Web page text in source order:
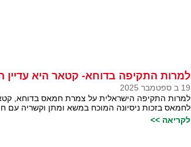
למרות התקיפה בדוחא- קטאר היא עדיין
19 ב ספטמבר 2025
למרות התקיפה הישראלית על צמרת חמאס בדוחא,
לחמאס בזכות ניסיונה המוכח במשא ומתן וקשריה
לקריאה >>